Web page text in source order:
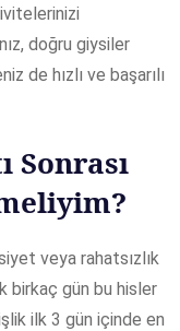
doğru giysiler
de hızlı ve başarılı
veya rahatsızlık
birkaç gün bu hisler
ilk 3 gün içinde en